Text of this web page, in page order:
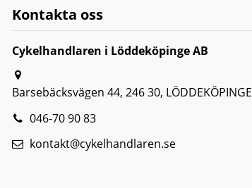
Kontakta oss
Cykelhandlaren i Löddeköpinge AB
Barsebäcksvägen 44, 246 30, LÖDDEKÖPINGE
046-70 90 83
kontakt@cykelhandlaren.se